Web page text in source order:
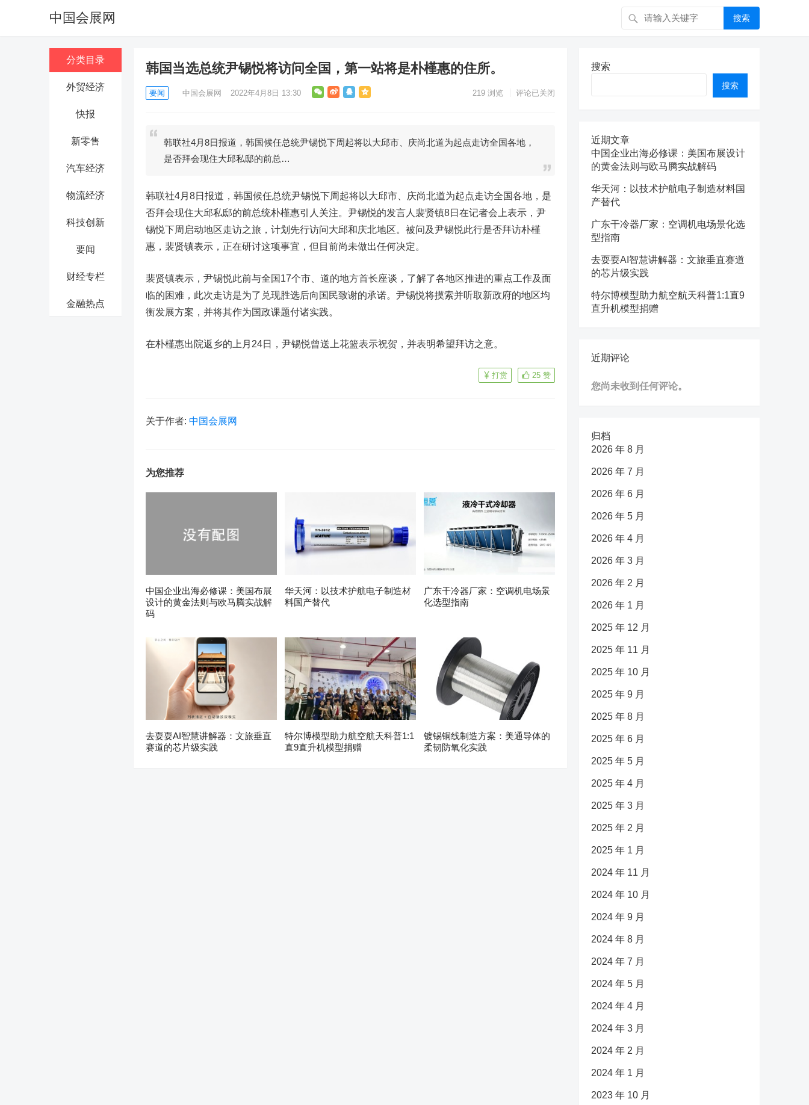
中国会展网 搜索
分类目录
外贸经济
快报
新零售
汽车经济
物流经济
科技创新
要闻
财经专栏
金融热点
韩国当选总统尹锡悦将访问全国，第一站将是朴槿惠的住所。
要闻 中国会展网 2022年4月8日 13:30 219 浏览 评论已关闭
韩联社4月8日报道，韩国候任总统尹锡悦下周起将以大邱市、庆尚北道为起点走访全国各地，
是否拜会现住大邱私邸的前总…
韩联社4月8日报道，韩国候任总统尹锡悦下周起将以大邱市、庆尚北道为起点走访全国各地，是
否拜会现住大邱私邸的前总统朴槿惠引人关注。尹锡悦的发言人裴贤镇8日在记者会上表示，尹
锡悦下周启动地区走访之旅，计划先行访问大邱和庆北地区。被问及尹锡悦此行是否拜访朴槿
惠，裴贤镇表示，正在研讨这项事宜，但目前尚未做出任何决定。
裴贤镇表示，尹锡悦此前与全国17个市、道的地方首长座谈，了解了各地区推进的重点工作及面
临的困难，此次走访是为了兑现胜选后向国民致谢的承诺。尹锡悦将摸索并听取新政府的地区均
衡发展方案，并将其作为国政课题付诸实践。
在朴槿惠出院返乡的上月24日，尹锡悦曾送上花篮表示祝贺，并表明希望拜访之意。
25 赞
打赏
关于作者: 中国会展网
为您推荐
中国企业出海必修课：美国布展
设计的黄金法则与欧马腾实战解
码
华天河：以技术护航电子制造材
料国产替代
广东干冷器厂家：空调机电场景
化选型指南
去耍耍AI智慧讲解器：文旅垂直
赛道的芯片级实践
特尔博模型助力航空航天科普1:1
直9直升机模型捐赠
镀锡铜线制造方案：美通导体的
柔韧防氧化实践
搜索
搜索
近期文章
中国企业出海必修课：美国布展设计
的黄金法则与欧马腾实战解码
华天河：以技术护航电子制造材料国
产替代
广东干冷器厂家：空调机电场景化选
型指南
去耍耍AI智慧讲解器：文旅垂直赛道
的芯片级实践
特尔博模型助力航空航天科普1:1直9
直升机模型捐赠
近期评论
您尚未收到任何评论。
归档
2026 年 8 月
2026 年 7 月
2026 年 6 月
2026 年 5 月
2026 年 4 月
2026 年 3 月
2026 年 2 月
2026 年 1 月
2025 年 12 月
2025 年 11 月
2025 年 10 月
2025 年 9 月
2025 年 8 月
2025 年 6 月
2025 年 5 月
2025 年 4 月
2025 年 3 月
2025 年 2 月
2025 年 1 月
2024 年 11 月
2024 年 10 月
2024 年 9 月
2024 年 8 月
2024 年 7 月
2024 年 5 月
2024 年 4 月
2024 年 3 月
2024 年 2 月
2024 年 1 月
2023 年 10 月